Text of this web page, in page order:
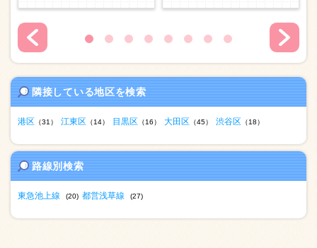
隣接している地区を検索
港区 （31） 江東区 （14） 目黒区 （16） 大田区 （45） 渋谷区 （18）
路線別検索
東急池上線 (20) 都営浅草線 (27)